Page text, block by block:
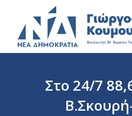
Στο 24/7